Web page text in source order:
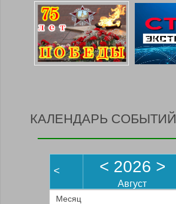
КАЛЕНДАРЬ СОБЫТИЙ
< < 2026 >
Август
Месяц